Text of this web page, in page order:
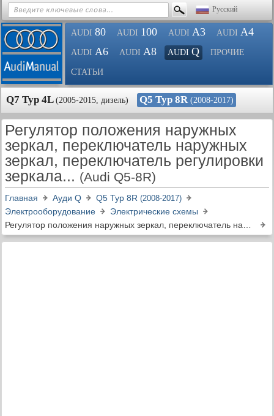
Русский
AUDI 80 AUDI 100 AUDI A3 AUDI A4
AUDI A6 AUDI A8 AUDI Q ПРОЧИЕ
СТАТЬИ
Q7 Typ 4L (2005-2015, дизель) Q5 Typ 8R (2008-2017)
Регулятор положения наружных
зеркал, переключатель наружных
зеркал, переключатель регулировки
зеркала... (Audi Q5-8R)
Главная Ауди Q Q5 Typ 8R (2008-2017)
Электрооборудование
Электрические схемы